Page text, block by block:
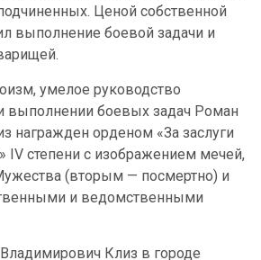
Ценой собственной
выполнение боевой задачи и
умелое руководство
выполнении боевых задач Роман
награжден орденом «За заслуги
IV степени с изображением мечей,
(вторым — посмертно) и
и ведомственными
Клиз в городе